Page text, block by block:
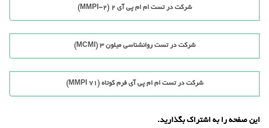
شرکت در تست ام ام پی آی 2 (MMPI-2)
شرکت در تست روانشناسی میلون 3 (MCMI)
شرکت در تست ام ام پی آی فرم کوتاه (71 MMPI)
این صفحه را به اشتراک بگذارید.